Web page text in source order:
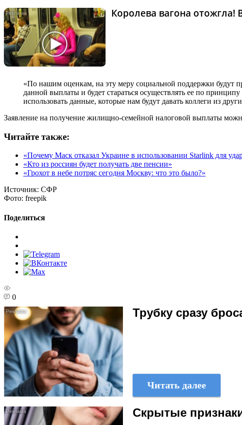
Королева вагона
«По нашим оценкам, на эту меру социальной поддержки будут
данной выплаты и будет стараться осуществлять ее по
использовать данные, которые нам будут давать коллеги из
Заявление на получение жилищно-семейной налоговой выплаты
Читайте также:
«Почему Маск отказал Украине в использовании Starlink для
«Кто из россиян будет получать две пенсии»
«Грохот в небе потряс сегодня Москву: что это было?»
Источник: СФР
Фото: freepik
Поделиться
0
Трубку сразу
Читать далее
Скрытые